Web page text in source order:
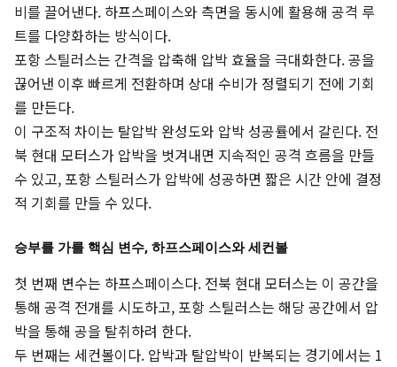
비를 끌어낸다. 하프스페이스와 측면을 동시에 활용해 공격 루
트를 다양화하는 방식이다.
포항 스틸러스는 간격을 압축해 압박 효율을 극대화한다. 공을
끊어낸 이후 빠르게 전환하며 상대 수비가 정렬되기 전에 기회
를 만든다.
이 구조적 차이는 탈압박 완성도와 압박 성공률에서 갈린다. 전
북 현대 모터스가 압박을 벗겨내면 지속적인 공격 흐름을 만들
수 있고, 포항 스틸러스가 압박에 성공하면 짧은 시간 안에 결정
적 기회를 만들 수 있다.
승부를 가를 핵심 변수, 하프스페이스와 세컨볼
첫 번째 변수는 하프스페이스다. 전북 현대 모터스는 이 공간을
통해 공격 전개를 시도하고, 포항 스틸러스는 해당 공간에서 압
박을 통해 공을 탈취하려 한다.
두 번째는 세컨볼이다. 압박과 탈압박이 반복되는 경기에서는 1